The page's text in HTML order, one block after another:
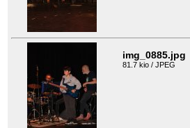
img_0885.jpg
81.7 kio / JPEG